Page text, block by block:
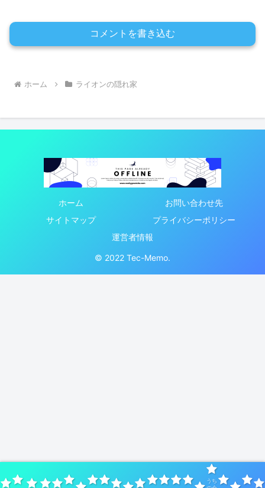
コメントを書き込む
ホーム ライオンの隠れ家
ホーム
お問い合わせ先
サイトマップ
プライバシーポリシー
運営者情報
© 2022 Tec-Memo.
うち